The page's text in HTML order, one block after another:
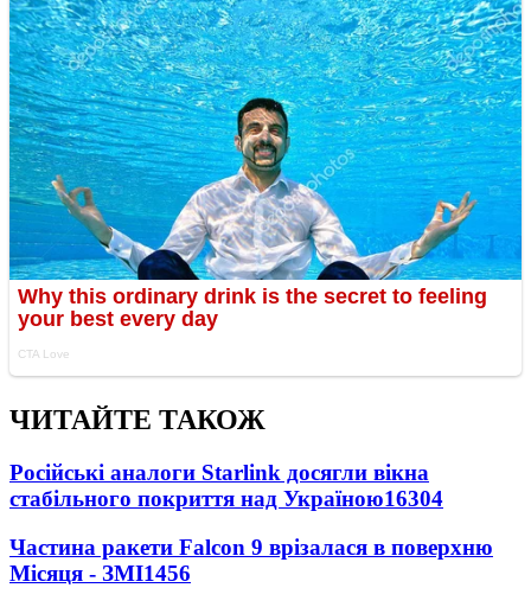
ЧИТАЙТЕ ТАКОЖ
Російські аналоги Starlink досягли вікна
стабільного покриття над Україною16304
Частина ракети Falcon 9 врізалася в поверхню
Місяця - ЗМІ1456